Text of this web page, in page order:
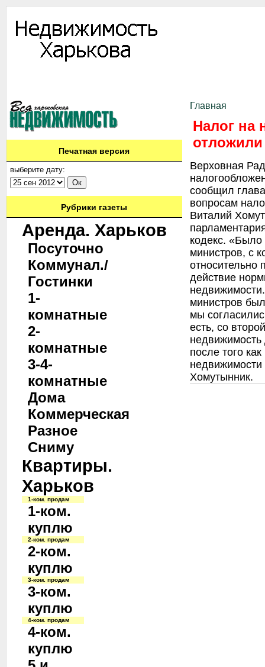
Печатная версия
выберите дату:
Рубрики газеты
Аренда. Харьков
Посуточно
Коммунал./
Гостинки
1-
комнатные
2-
комнатные
3-4-
комнатные
Дома
Коммерческая
Разное
Сниму
Квартиры.
Харьков
1-ком. продам
1-ком.
куплю
2-ком. продам
2-ком.
куплю
3-ком. продам
3-ком.
куплю
4-ком. продам
4-ком.
куплю
Главная
Налог на
отложили
Верховная
сообщил
вопросам
Виталий
кодекс.
министров, с
относительно
действие
министров
мы
есть, со
недвижимость
после того
Хомутынник.